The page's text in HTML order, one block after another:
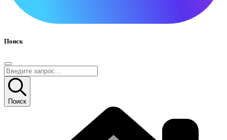
Поиск
Поиск